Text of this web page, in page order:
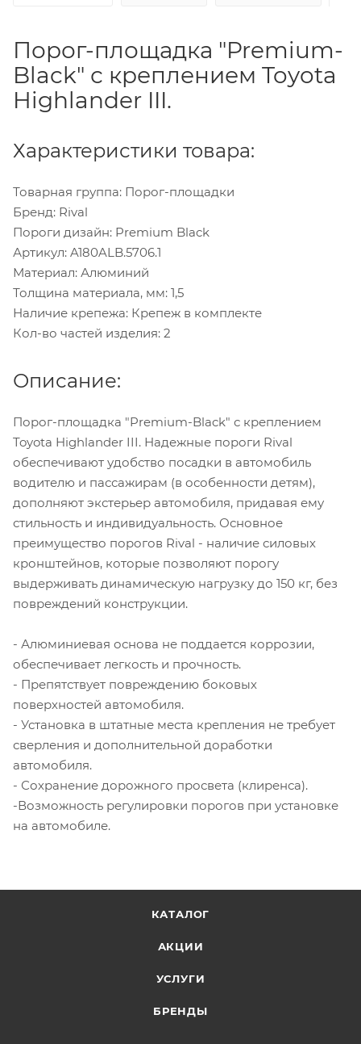
Порог-площадка "Premium-
Black" с креплением Toyota
Highlander III.
Характеристики товара:
Товарная группа: Порог-площадки
Бренд: Rival
Пороги дизайн: Premium Black
Артикул: A180ALB.5706.1
Материал: Алюминий
Толщина материала, мм: 1,5
Наличие крепежа: Крепеж в комплекте
Кол-во частей изделия: 2
Описание:
Порог-площадка "Premium-Black" с креплением
Toyota Highlander III. Надежные пороги Rival
обеспечивают удобство посадки в автомобиль
водителю и пассажирам (в особенности детям),
дополняют экстерьер автомобиля, придавая ему
стильность и индивидуальность. Основное
преимущество порогов Rival - наличие силовых
кронштейнов, которые позволяют порогу
выдерживать динамическую нагрузку до 150 кг, без
повреждений конструкции.
- Алюминиевая основа не поддается коррозии,
обеспечивает легкость и прочность.
- Препятствует повреждению боковых
поверхностей автомобиля.
- Установка в штатные места крепления не требует
сверления и дополнительной доработки
автомобиля.
- Сохранение дорожного просвета (клиренса).
-Возможность регулировки порогов при установке
на автомобиле.
КАТАЛОГ
АКЦИИ
УСЛУГИ
БРЕНДЫ